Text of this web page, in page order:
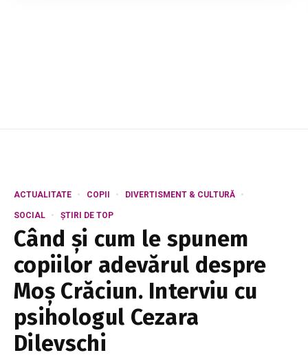
ACTUALITATE COPII DIVERTISMENT & CULTURĂ
SOCIAL ȘTIRI DE TOP
Când și cum le spunem
copiilor adevărul despre
Moș Crăciun. Interviu cu
psihologul Cezara
Dilevschi